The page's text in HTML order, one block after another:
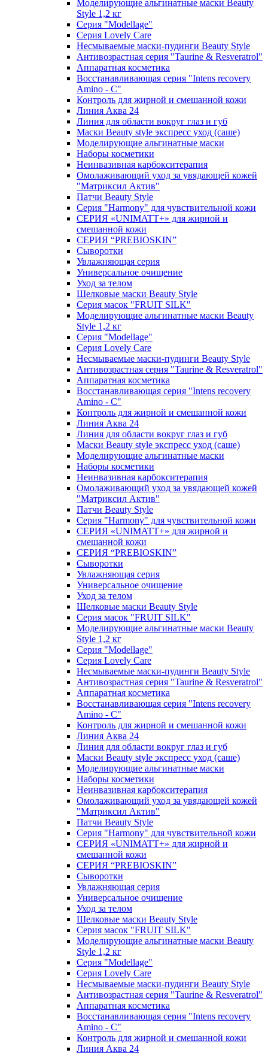
Моделирующие альгинатные маски Beauty
Style 1,2 кг
Серия "Modellage"
Cерия Lovely Care
Несмываемые маски-пудинги Beauty Style
Антивозрастная серия "Taurine & Resveratrol"
Аппаратная косметика
Восстанавливающая серия "Intens recovery
Amino - C"
Контроль для жирной и смешанной кожи
Линия Аква 24
Линия для области вокруг глаз и губ
Маски Beauty style экспресс уход (саше)
Моделирующие альгинатные маски
Наборы косметики
Неинвазивная карбокситерапия
Омолаживающий уход за увядающей кожей
"Матриксил Актив"
Патчи Beauty Style
Серия "Harmony" для чувствительной кожи
СЕРИЯ «UNIMATT+» для жирной и
смешанной кожи
СЕРИЯ “PREBIOSKIN”
Сыворотки
Увлажняющая серия
Универсальное очищение
Уход за телом
Шелковые маски Beauty Style
Серия масок "FRUIT SILK"
Моделирующие альгинатные маски Beauty
Style 1,2 кг
Серия "Modellage"
Cерия Lovely Care
Несмываемые маски-пудинги Beauty Style
Антивозрастная серия "Taurine & Resveratrol"
Аппаратная косметика
Восстанавливающая серия "Intens recovery
Amino - C"
Контроль для жирной и смешанной кожи
Линия Аква 24
Линия для области вокруг глаз и губ
Маски Beauty style экспресс уход (саше)
Моделирующие альгинатные маски
Наборы косметики
Неинвазивная карбокситерапия
Омолаживающий уход за увядающей кожей
"Матриксил Актив"
Патчи Beauty Style
Серия "Harmony" для чувствительной кожи
СЕРИЯ «UNIMATT+» для жирной и
смешанной кожи
СЕРИЯ “PREBIOSKIN”
Сыворотки
Увлажняющая серия
Универсальное очищение
Уход за телом
Шелковые маски Beauty Style
Серия масок "FRUIT SILK"
Моделирующие альгинатные маски Beauty
Style 1,2 кг
Серия "Modellage"
Cерия Lovely Care
Несмываемые маски-пудинги Beauty Style
Антивозрастная серия "Taurine & Resveratrol"
Аппаратная косметика
Восстанавливающая серия "Intens recovery
Amino - C"
Контроль для жирной и смешанной кожи
Линия Аква 24
Линия для области вокруг глаз и губ
Маски Beauty style экспресс уход (саше)
Моделирующие альгинатные маски
Наборы косметики
Неинвазивная карбокситерапия
Омолаживающий уход за увядающей кожей
"Матриксил Актив"
Патчи Beauty Style
Серия "Harmony" для чувствительной кожи
СЕРИЯ «UNIMATT+» для жирной и
смешанной кожи
СЕРИЯ “PREBIOSKIN”
Сыворотки
Увлажняющая серия
Универсальное очищение
Уход за телом
Шелковые маски Beauty Style
Серия масок "FRUIT SILK"
Моделирующие альгинатные маски Beauty
Style 1,2 кг
Серия "Modellage"
Cерия Lovely Care
Несмываемые маски-пудинги Beauty Style
Антивозрастная серия "Taurine & Resveratrol"
Аппаратная косметика
Восстанавливающая серия "Intens recovery
Amino - C"
Контроль для жирной и смешанной кожи
Линия Аква 24